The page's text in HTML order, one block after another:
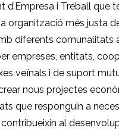
d’Empresa i Treball que
organització més justa
diferents comunalitats
empreses, entitats,
veïnals i de suport
nous projectes
que responguin a
contribueixin al